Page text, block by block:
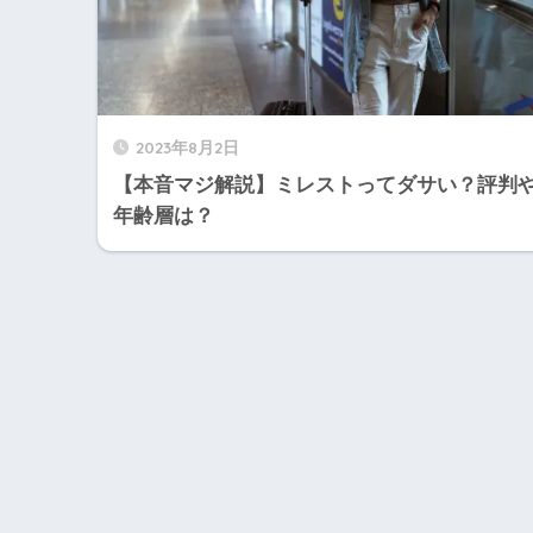
2023年8月2日
【本音マジ解説】ミレストってダサい？評判
年齢層は？